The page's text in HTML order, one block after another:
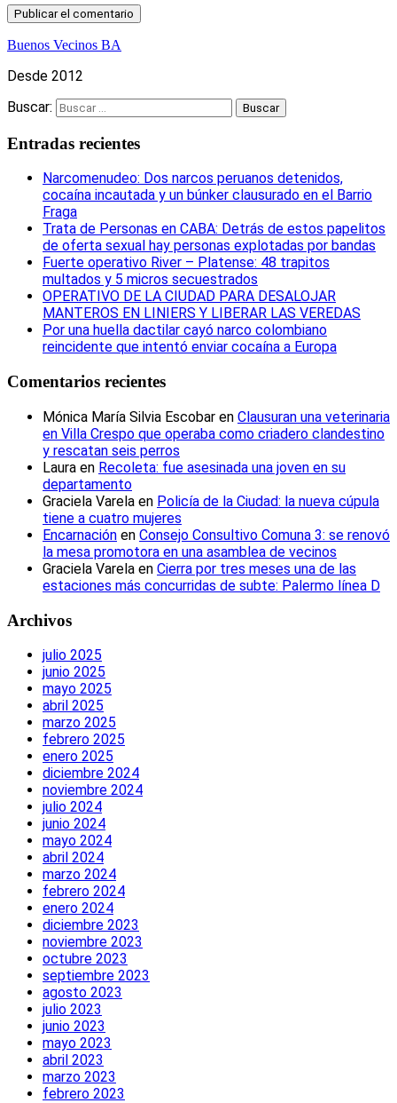
Buenos Vecinos BA
Desde 2012
Buscar:
Entradas recientes
Narcomenudeo: Dos narcos peruanos detenidos,
cocaína incautada y un búnker clausurado en el Barrio
Fraga
Trata de Personas en CABA: Detrás de estos papelitos
de oferta sexual hay personas explotadas por bandas
Fuerte operativo River – Platense: 48 trapitos
multados y 5 micros secuestrados
OPERATIVO DE LA CIUDAD PARA DESALOJAR
MANTEROS EN LINIERS Y LIBERAR LAS VEREDAS
Por una huella dactilar cayó narco colombiano
reincidente que intentó enviar cocaína a Europa
Comentarios recientes
Mónica María Silvia Escobar en Clausuran una veterinaria
en Villa Crespo que operaba como criadero clandestino
y rescatan seis perros
Laura en Recoleta: fue asesinada una joven en su
departamento
Graciela Varela en Policía de la Ciudad: la nueva cúpula
tiene a cuatro mujeres
Encarnación en Consejo Consultivo Comuna 3: se renovó
la mesa promotora en una asamblea de vecinos
Graciela Varela en Cierra por tres meses una de las
estaciones más concurridas de subte: Palermo línea D
Archivos
julio 2025
junio 2025
mayo 2025
abril 2025
marzo 2025
febrero 2025
enero 2025
diciembre 2024
noviembre 2024
julio 2024
junio 2024
mayo 2024
abril 2024
marzo 2024
febrero 2024
enero 2024
diciembre 2023
noviembre 2023
octubre 2023
septiembre 2023
agosto 2023
julio 2023
junio 2023
mayo 2023
abril 2023
marzo 2023
febrero 2023